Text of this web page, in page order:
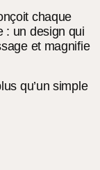
chaque
: un design qui
et magnifie
qu’un simple